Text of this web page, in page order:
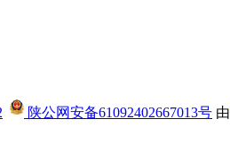
陕公网安备61092402667013号 由